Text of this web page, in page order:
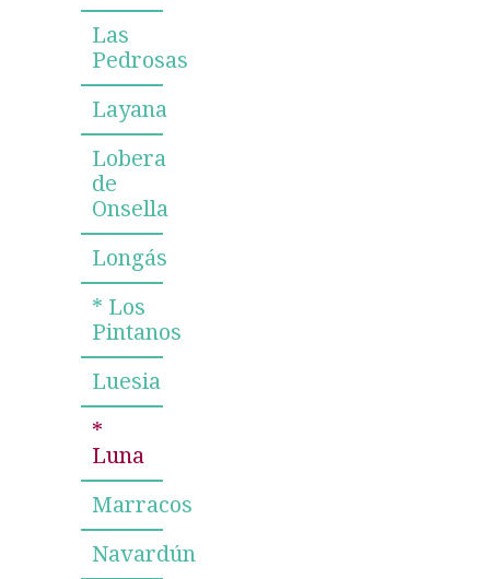
Las
Pedrosas
Layana
Lobera
de
Onsella
Longás
* Los
Pintanos
Luesia
*
Luna
Marracos
Navardún